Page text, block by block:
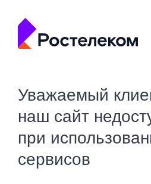
Уважаемый
наш сайт
при
сервисов